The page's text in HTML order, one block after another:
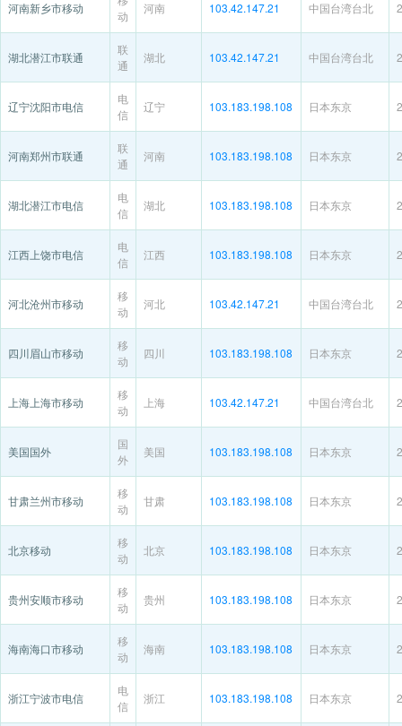
河南新乡市移动
动
河南 103.42.147.21 中国台湾台北
湖北潜江市联通
联
通
湖北 103.42.147.21 中国台湾台北
辽宁沈阳市电信
电
信
辽宁 103.183.198.108 日本东京
河南郑州市联通
联
通
河南 103.183.198.108 日本东京
湖北潜江市电信
电
信
湖北 103.183.198.108 日本东京
江西上饶市电信
电
信
江西 103.183.198.108 日本东京
河北沧州市移动
移
动
河北 103.42.147.21 中国台湾台北
四川眉山市移动
移
动
四川 103.183.198.108 日本东京
上海上海市移动
移
动
上海 103.42.147.21 中国台湾台北
美国国外
国
外
美国 103.183.198.108 日本东京
甘肃兰州市移动
移
动
甘肃 103.183.198.108 日本东京
北京移动
移
动
北京 103.183.198.108 日本东京
贵州安顺市移动
移
动
贵州 103.183.198.108 日本东京
海南海口市移动
移
动
海南 103.183.198.108 日本东京
浙江宁波市电信
电
信
浙江 103.183.198.108 日本东京